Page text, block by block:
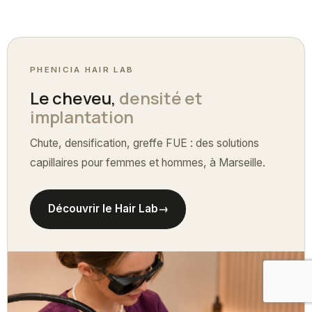
PHENICIA HAIR LAB
Le cheveu, densité et
implantation
Chute, densification, greffe FUE : des solutions
capillaires pour femmes et hommes, à Marseille.
Découvrir le Hair Lab→